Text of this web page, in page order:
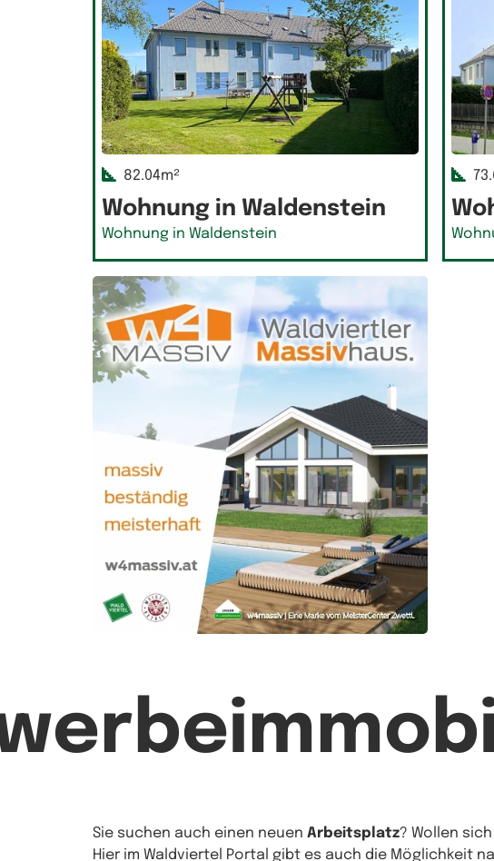
82.04m²
Wohnung in Waldenstein
Wohnung in Waldenstein
Sie suchen auch einen neuen Arbeitsplatz? Wollen sich
Hier im Waldviertel Portal gibt es auch die Möglichkeit